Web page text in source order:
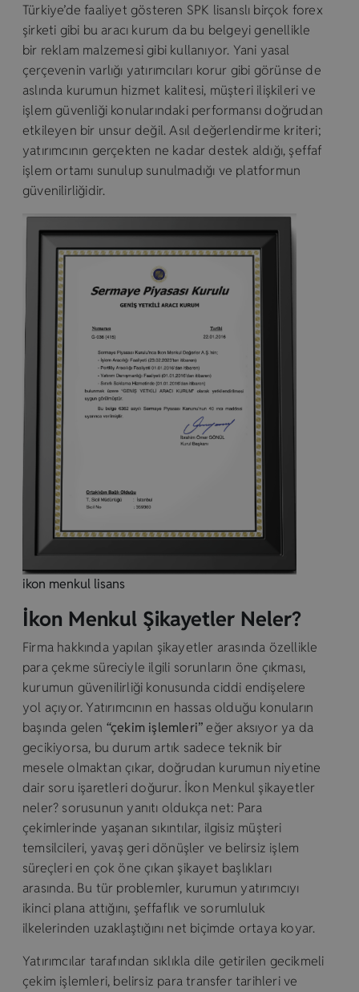
Türkiye’de faaliyet gösteren SPK lisanslı birçok forex
şirketi gibi bu aracı kurum da bu belgeyi genellikle
bir reklam malzemesi gibi kullanıyor. Yani yasal
çerçevenin varlığı yatırımcıları korur gibi görünse de
aslında kurumun hizmet kalitesi, müşteri ilişkileri ve
işlem güvenliği konularındaki performansı doğrudan
etkileyen bir unsur değil. Asıl değerlendirme kriteri;
yatırımcının gerçekten ne kadar destek aldığı, şeffaf
işlem ortamı sunulup sunulmadığı ve platformun
güvenilirliğidir.
ikon menkul lisans
İkon Menkul Şikayetler Neler?
Firma hakkında yapılan şikayetler arasında özellikle
para çekme süreciyle ilgili sorunların öne çıkması,
kurumun güvenilirliği konusunda ciddi endişelere
yol açıyor. Yatırımcının en hassas olduğu konuların
başında gelen “çekim işlemleri” eğer aksıyor ya da
gecikiyorsa, bu durum artık sadece teknik bir
mesele olmaktan çıkar, doğrudan kurumun niyetine
dair soru işaretleri doğurur. İkon Menkul şikayetler
neler? sorusunun yanıtı oldukça net: Para
çekimlerinde yaşanan sıkıntılar, ilgisiz müşteri
temsilcileri, yavaş geri dönüşler ve belirsiz işlem
süreçleri en çok öne çıkan şikayet başlıkları
arasında. Bu tür problemler, kurumun yatırımcıyı
ikinci plana attığını, şeffaflık ve sorumluluk
ilkelerinden uzaklaştığını net biçimde ortaya koyar.
Yatırımcılar tarafından sıklıkla dile getirilen gecikmeli
çekim işlemleri, belirsiz para transfer tarihleri ve